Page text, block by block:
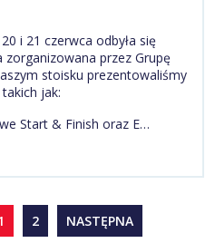
i 21 czerwca odbyła się
zorganizowana przez Grupę
stoisku prezentowaliśmy
jak:
Start & Finish oraz E…
2 NASTĘPNA